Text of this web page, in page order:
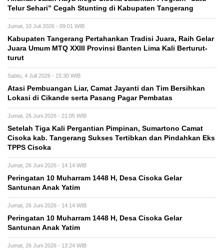
Telur Sehari” Cegah Stunting di Kabupaten Tangerang
Jumat, 10 Juli 2026 - 09:01 WIB
Kabupaten Tangerang Pertahankan Tradisi Juara, Raih Gelar
Juara Umum MTQ XXIII Provinsi Banten Lima Kali Berturut-
turut
Sabtu, 4 Juli 2026 - 15:30 WIB
Atasi Pembuangan Liar, Camat Jayanti dan Tim Bersihkan
Lokasi di Cikande serta Pasang Pagar Pembatas
Jumat, 26 Juni 2026 - 21:05 WIB
Setelah Tiga Kali Pergantian Pimpinan, Sumartono Camat
Cisoka kab. Tangerang Sukses Tertibkan dan Pindahkan Eks
TPPS Cisoka
Jumat, 26 Juni 2026 - 14:14 WIB
Peringatan 10 Muharram 1448 H, Desa Cisoka Gelar
Santunan Anak Yatim
Jumat, 26 Juni 2026 - 14:14 WIB
Peringatan 10 Muharram 1448 H, Desa Cisoka Gelar
Santunan Anak Yatim
Jumat, 26 Juni 2026 - 13:24 WIB